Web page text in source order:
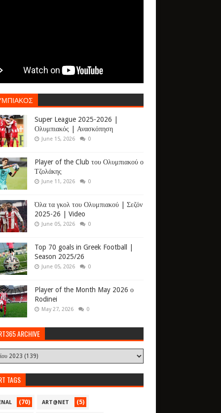
Super League 2025-2026 |
Ολυμπιακός | Ανασκόπηση
June 15, 2026 0
Player of the Club του Ολυμπιακού ο
Τζολάκης
June 11, 2026 0
Όλα τα γκολ του Ολυμπιακού | Σεζόν
2025-26 | Video
June 05, 2026 0
Top 70 goals in Greek Football |
Season 2025/26
June 05, 2026 0
Player of the Month May 2026 ο
Rodinei
May 27, 2026 0
ARCHIVE
TAGS
(70) ART@NET (5)